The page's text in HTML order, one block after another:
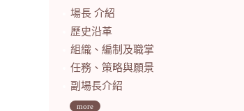
場長 介紹
歷史沿革
組織、編制及職掌
任務、策略與願景
副場長介紹
more